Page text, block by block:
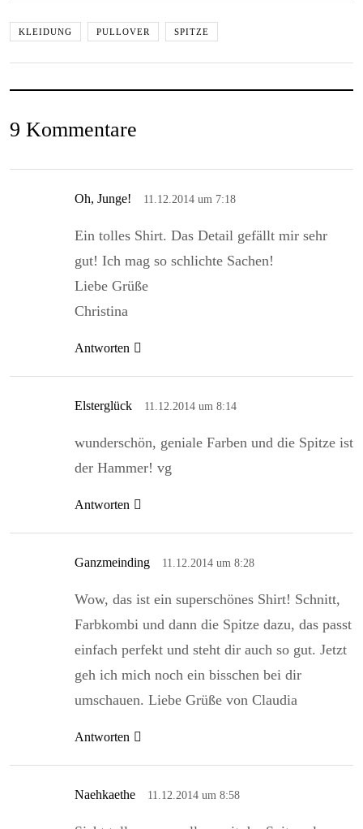
KLEIDUNG PULLOVER SPITZE
9 Kommentare
Oh, Junge! 11.12.2014 um 7:18
Ein tolles Shirt. Das Detail gefällt mir sehr
gut! Ich mag so schlichte Sachen!
Liebe Grüße
Christina
Antworten
Elsterglück 11.12.2014 um 8:14
wunderschön, geniale Farben und die Spitze ist
der Hammer! vg
Antworten
Ganzmeinding 11.12.2014 um 8:28
Wow, das ist ein superschönes Shirt! Schnitt,
Farbkombi und dann die Spitze dazu, das passt
einfach perfekt und steht dir auch so gut. Jetzt
geh ich mich noch ein bisschen bei dir
umschauen. Liebe Grüße von Claudia
Antworten
Naehkaethe 11.12.2014 um 8:58